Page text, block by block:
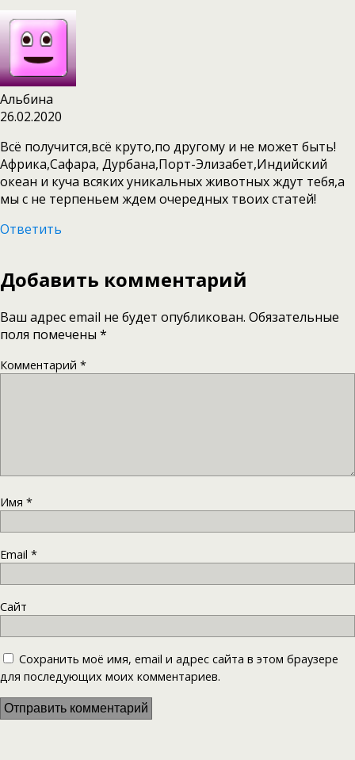
Альбина
26.02.2020
Всё получится,всё круто,по другому и не может быть!
Африка,Сафара, Дурбана,Порт-Элизабет,Индийский
океан и куча всяких уникальных животных ждут тебя,а
мы с не терпеньем ждем очередных твоих статей!
Ответить
Добавить комментарий
Ваш адрес email не будет опубликован. Обязательные
поля помечены *
Комментарий *
Имя *
Email *
Сайт
Сохранить моё имя, email и адрес сайта в этом браузере
для последующих моих комментариев.